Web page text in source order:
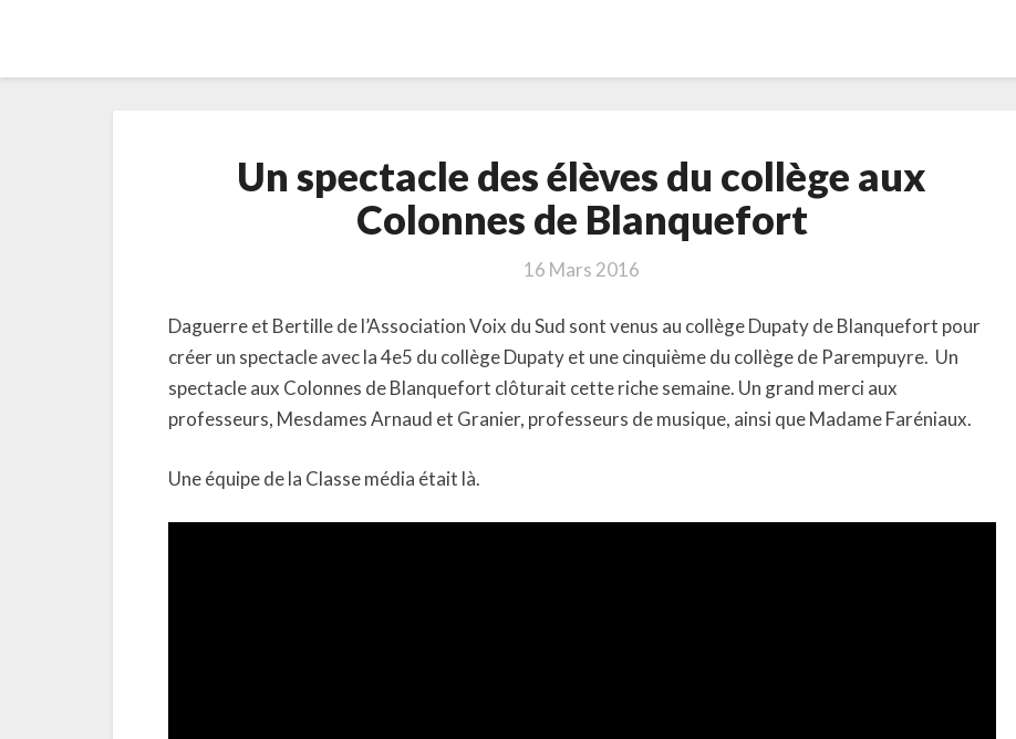
spectacle
des
élèves
collège
Colonnes
de
Blanquefort
Un spectacle des élèves du collège aux
Colonnes de Blanquefort
16 Mars 2016
Daguerre et Bertille de l’Association Voix du Sud sont venus au collège Dupaty de Blanquefort pour
créer un spectacle avec la 4e5 du collège Dupaty et une cinquième du collège de Parempuyre. Un
spectacle aux Colonnes de Blanquefort clôturait cette riche semaine. Un grand merci aux
professeurs, Mesdames Arnaud et Granier, professeurs de musique, ainsi que Madame Faréniaux.
Une équipe de la Classe média était là.